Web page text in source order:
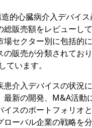
的心臓病介入デバイ
販売額をレビューし
セクター別に包括的
販売が分類されてお
います。
介入デバイスの状況
新の開発、M&A活動
スのポートフォリオ
ーバル企業の戦略を